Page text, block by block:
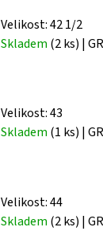
Velikost: 42 1/2
Skladem (2 ks) |
Velikost: 43
Skladem (1 ks) |
Velikost: 44
Skladem (2 ks) |